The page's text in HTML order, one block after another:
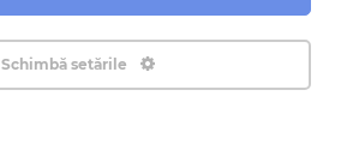
Schimbă setările